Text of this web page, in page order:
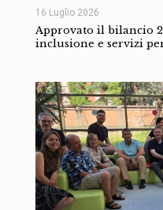
16 Luglio 2026
Approvato il bilancio
inclusione e servizi